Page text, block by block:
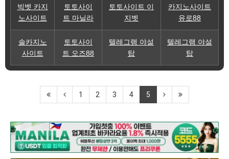
빅벳 카지
노사이트
토토사이
트 마닐라
토토사이트 이
지벳
카지노사이트
유로88
솔카지노
사이트
토토사이
트 오즈88
텔레그램 야설
탑
텔레그램 야설
탑
1 2 3 4 5